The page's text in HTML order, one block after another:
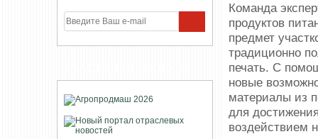
Команда
продуктов
предмет
традиционно
печать. С
новые
материалы из
для
воздействием